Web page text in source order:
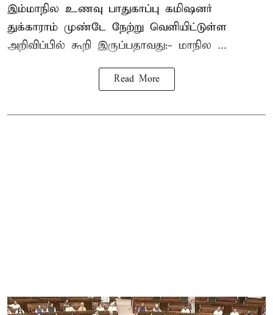
இம்மாநில உணவு பாதுகாப்பு கமிஷனர்
துக்காராம் முண்டே நேற்று வெளியிட்டுள்ள
அறிவிப்பில் கூறி இருப்பதாவது:- மாநில ...
Read More